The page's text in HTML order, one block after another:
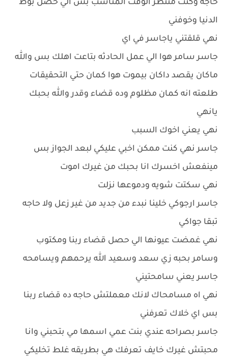
حاجه وكنت منتظر الوقت المناسب بس الي حصل بوظ
الدنيا وخوفني
نهي قلقتني ياجاسر في اي
جاسر سامر هوا الي عمل الحادثه بتاعت اهلك بس والله
ماكان يقصد داكان بيموت هوا كمان حتي التحقيقات
طلعته انه كمان مظلوم وده قضاء وقدر والله بحبك
يانهي
نهي يعني اخوك السبب
جاسر نهي كنت ممكن اخبي عليكي لبعد الجواز بس
مينفعش اخسرك انا بحبك من غيرك اموت
نهي سكتت شويه ودموعها نزلت
جاسر ارجوكي خلينا نبدء من جديد من غير زعل ولا حاجه
تبقا جواكي
نهي غمضت عيونها الي حصل قضاء ربنا ومكتوب
وسامر بحبه زي سعد وسعيد الله يرحمهم ويسامحه
جاسر يعني سامحتيني
نهي اه مسامحاك لانك معملتش حاجه ده قضاء ربنا
بس اي خلاك تعرفني
جاسر بصراحه عندي بنت عمي اسمها مي بتحبني وانا
محبتش غيرك خايف تعرفك هي بطريقه غلط تخليكي